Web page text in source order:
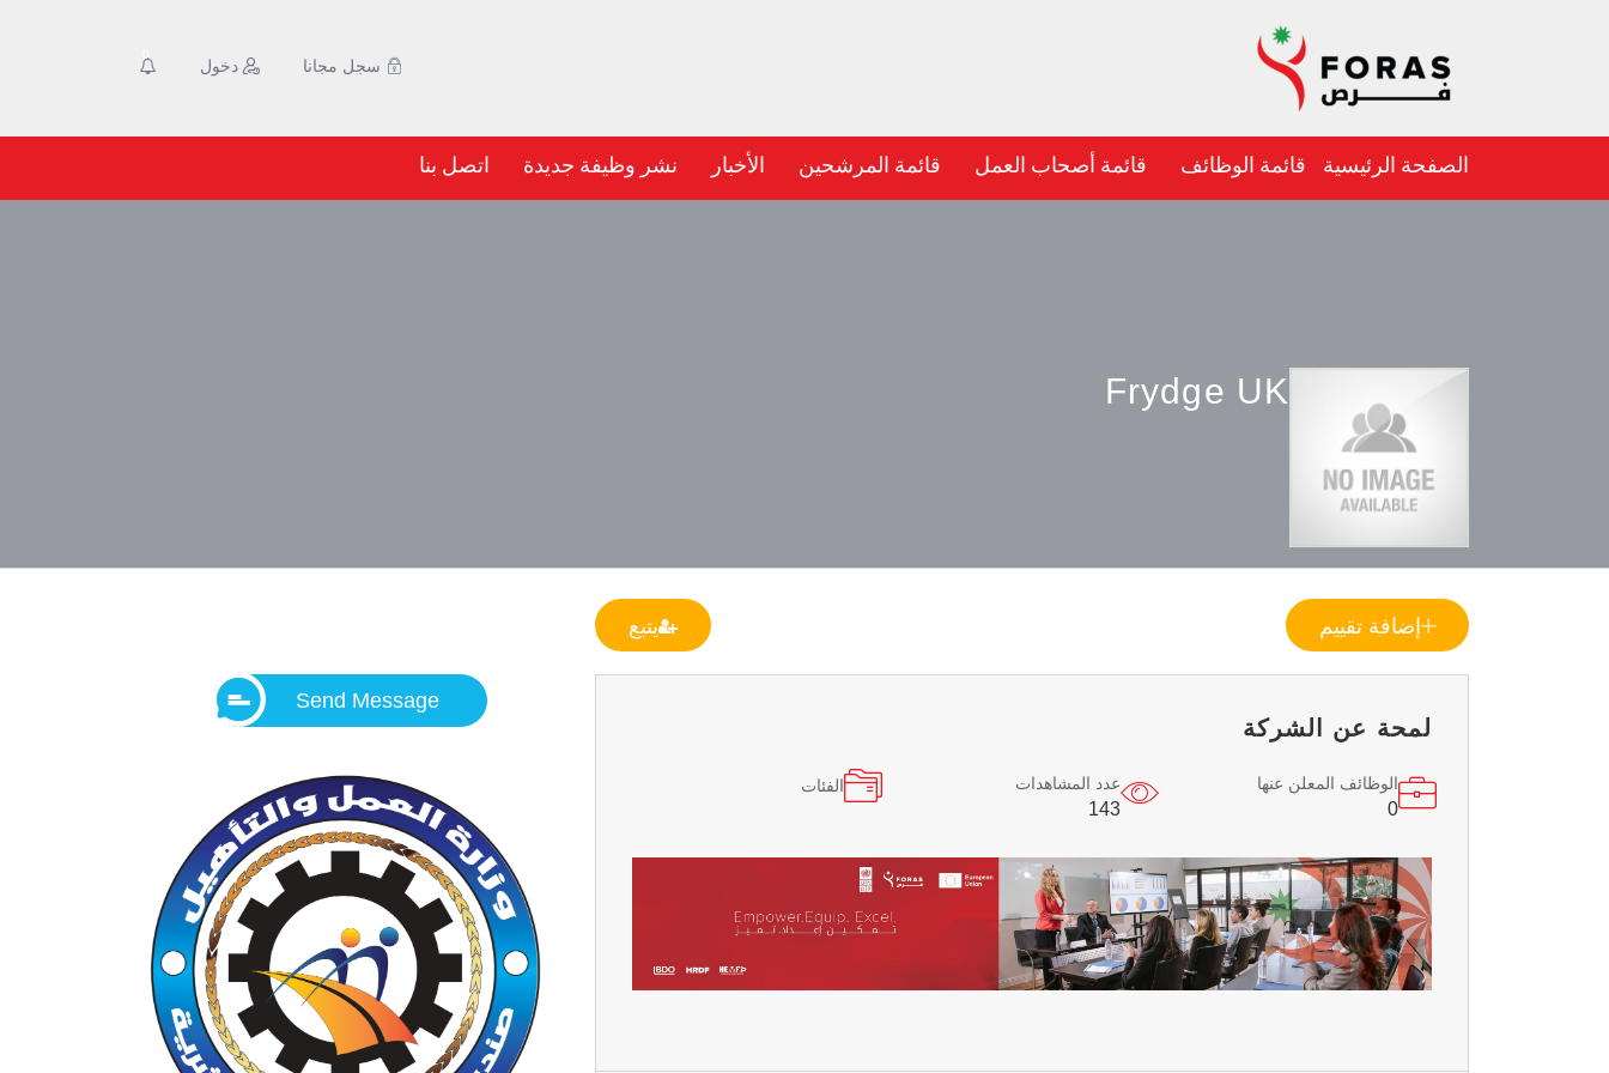
دخول سجل مجانا
الصفحة الرئيسية قائمة الوظائف قائمة أصحاب العمل قائمة المرشحين الأخبار نشر وظيفة جديدة اتصل بنا
Frydge UK
إضافة تقييم يتبع
لمحة عن الشركة
الوظائف المعلن عنها
0
عدد المشاهدات
143
الفئات
Send Message